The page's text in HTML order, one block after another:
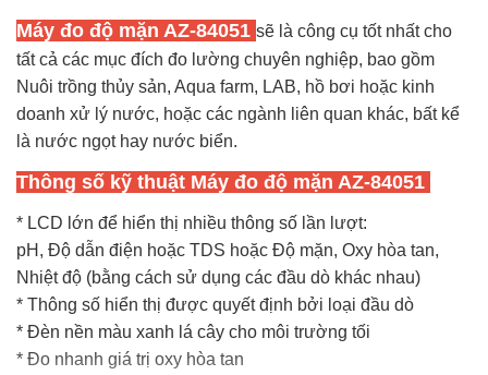
Máy đo độ mặn AZ-84051 sẽ là công cụ tốt nhất cho
tất cả các mục đích đo lường chuyên nghiệp, bao gồm
Nuôi trồng thủy sản, Aqua farm, LAB, hồ bơi hoặc kinh
doanh xử lý nước, hoặc các ngành liên quan khác, bất kể
là nước ngọt hay nước biển.
Thông số kỹ thuật Máy đo độ mặn AZ-84051
* LCD lớn để hiển thị nhiều thông số lần lượt:
pH, Độ dẫn điện hoặc TDS hoặc Độ mặn, Oxy hòa tan,
Nhiệt độ (bằng cách sử dụng các đầu dò khác nhau)
* Thông số hiển thị được quyết định bởi loại đầu dò
* Đèn nền màu xanh lá cây cho môi trường tối
* Đo nhanh giá trị oxy hòa tan